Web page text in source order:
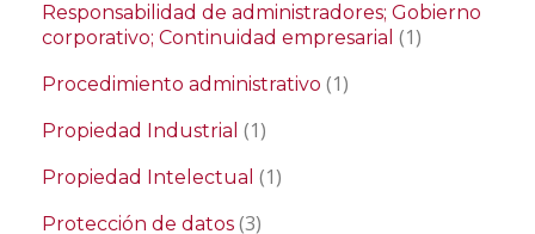
Responsabilidad de administradores; Gobierno
corporativo; Continuidad empresarial (1)
Procedimiento administrativo (1)
Propiedad Industrial (1)
Propiedad Intelectual (1)
Protección de datos (3)